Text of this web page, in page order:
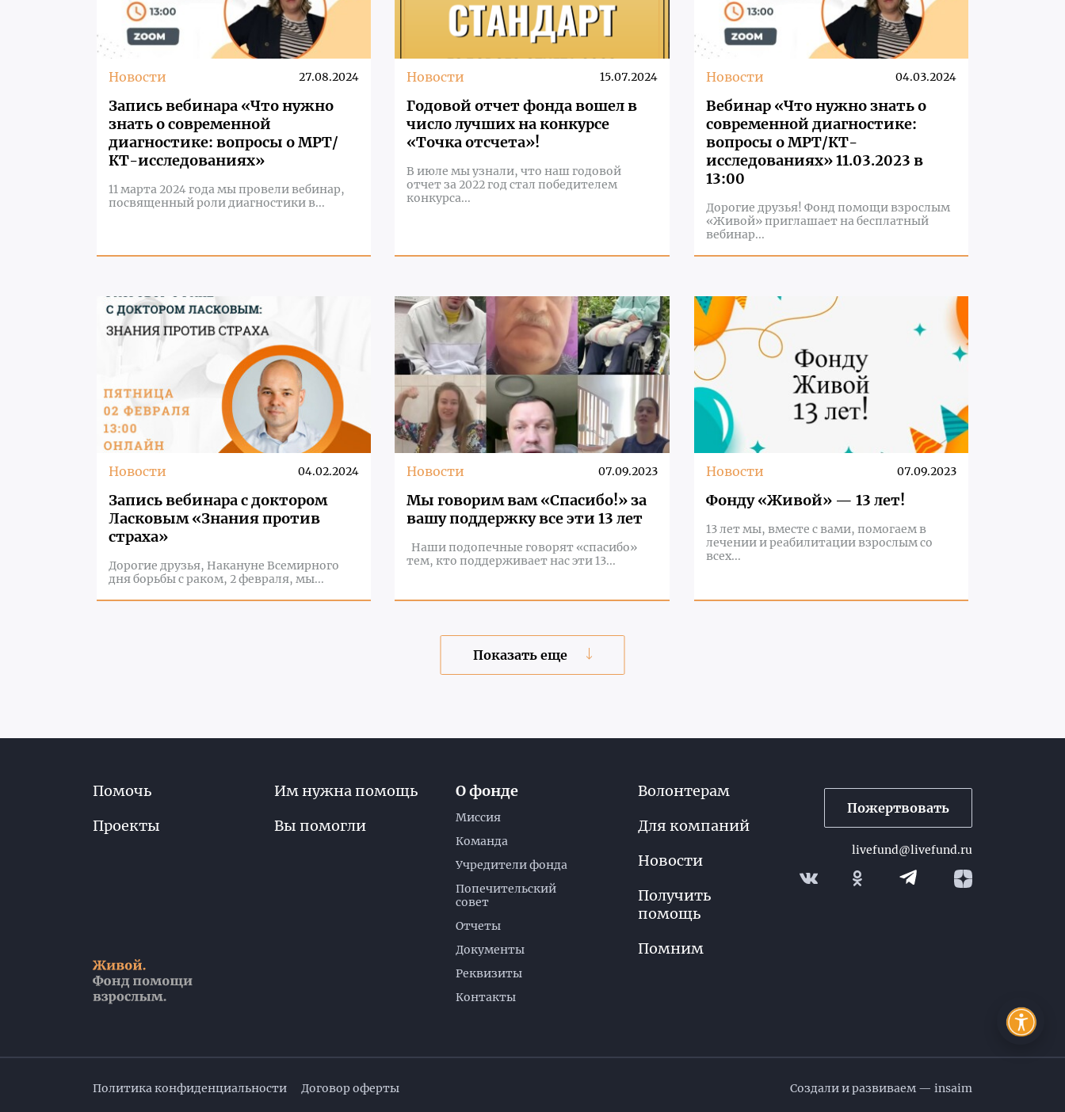
Новости 27.08.2024
Запись вебинара «Что нужно
знать о современной
диагностике: вопросы о МРТ/
КТ-исследованиях»
11 марта 2024 года мы провели вебинар,
посвященный роли диагностики в...
Новости 15.07.2024
Годовой отчет фонда вошел в
число лучших на конкурсе
«Точка отсчета»!
В июле мы узнали, что наш годовой
отчет за 2022 год стал победителем
конкурса...
Новости 04.03.2024
Вебинар «Что нужно знать о
современной диагностике:
вопросы о МРТ/КТ-
исследованиях» 11.03.2023 в
13:00
Дорогие друзья! Фонд помощи взрослым
«Живой» приглашает на бесплатный
вебинар...
Новости 04.02.2024
Запись вебинара с доктором
Ласковым «Знания против
страха»
Дорогие друзья, Накануне Всемирного
дня борьбы с раком, 2 февраля, мы...
Новости 07.09.2023
Мы говорим вам «Спасибо!» за
вашу поддержку все эти 13 лет
Наши подопечные говорят «спасибо»
тем, кто поддерживает нас эти 13...
Новости 07.09.2023
Фонду «Живой» — 13 лет!
13 лет мы, вместе с вами, помогаем в
лечении и реабилитации взрослым со
всех...
Показать еще
Помочь
Им нужна помощь
Проекты
Вы помогли
О фонде
Миссия
Команда
Учредители фонда
Попечительский
совет
Отчеты
Документы
Реквизиты
Контакты
Волонтерам
Для компаний
Новости
Получить
помощь
Помним
Пожертвовать
livefund@livefund.ru
Телеграм
Политика конфиденциальности Договор оферты Создали и развиваем — insaim